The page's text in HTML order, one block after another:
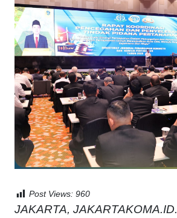
Post Views: 960
JAKARTA, JAKARTAKOMA.ID.